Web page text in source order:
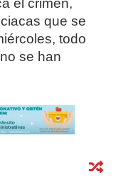
el crimen,
que se
todo
se han